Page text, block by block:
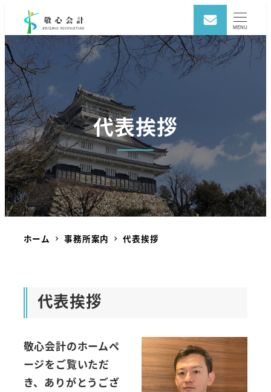
MENU
代表挨拶
ホーム 事務所案内 代表挨拶
代表挨拶
敬心会計のホームペ
ージをご覧いただ
き、ありがとうござ